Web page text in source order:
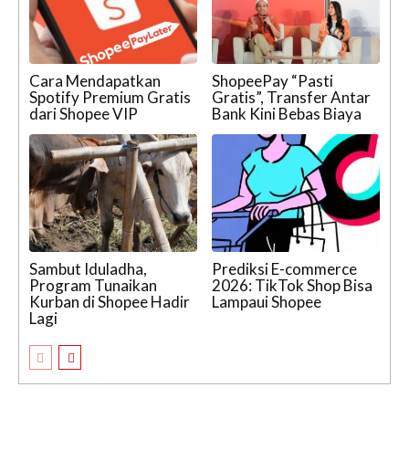
Cara Mendapatkan
Spotify Premium Gratis
dari Shopee VIP
ShopeePay “Pasti
Gratis”, Transfer Antar
Bank Kini Bebas Biaya
Sambut Iduladha,
Program Tunaikan
Kurban di Shopee Hadir
Lagi
Prediksi E-commerce
2026: TikTok Shop Bisa
Lampaui Shopee